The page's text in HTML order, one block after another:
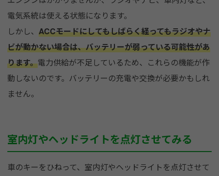
電気系統は使える状態になります。
しかし、 ACCモードにしてもしばらく経ってもラジオやナ
ビが動かない場合は、バッテリーが弱っている可能性があ
ります。電力供給が不足しているため、これらの機能が作
動しないのです。バッテリーの充電や交換が必要かもしれ
ません。
室内灯やヘッドライトを点灯させてみる
車のキーをひねって、室内灯やヘッドライトを点灯させて